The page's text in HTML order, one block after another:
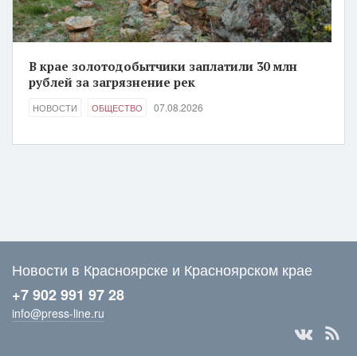
В крае золотодобытчики заплатили 30 млн
рублей за загрязнение рек
НОВОСТИ ОБЩЕСТВО 07.08.2026
Новости в Красноярске и Красноярском крае
+7 902 991 97 28
info@press-line.ru